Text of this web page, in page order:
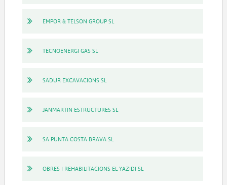
EMPOR & TELSON GROUP SL
TECNOENERGI GAS SL
SADUR EXCAVACIONS SL
JANMARTIN ESTRUCTURES SL
SA PUNTA COSTA BRAVA SL
OBRES I REHABILITACIONS EL YAZIDI SL